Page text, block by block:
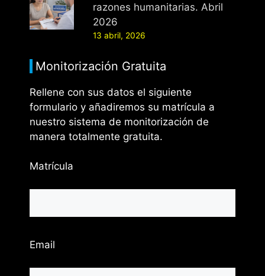
razones humanitarias. Abril
2026
13 abril, 2026
Monitorización Gratuita
Rellene con sus datos el siguiente
formulario y añadiremos su matrícula a
nuestro sistema de monitorización de
manera totalmente gratuita.
Matrícula
Email